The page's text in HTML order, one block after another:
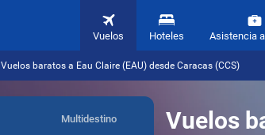
Vuelos Hoteles Asistencia
Vuelos baratos a Eau Claire (EAU) desde Caracas (CCS)
Vuelos
Multidestino